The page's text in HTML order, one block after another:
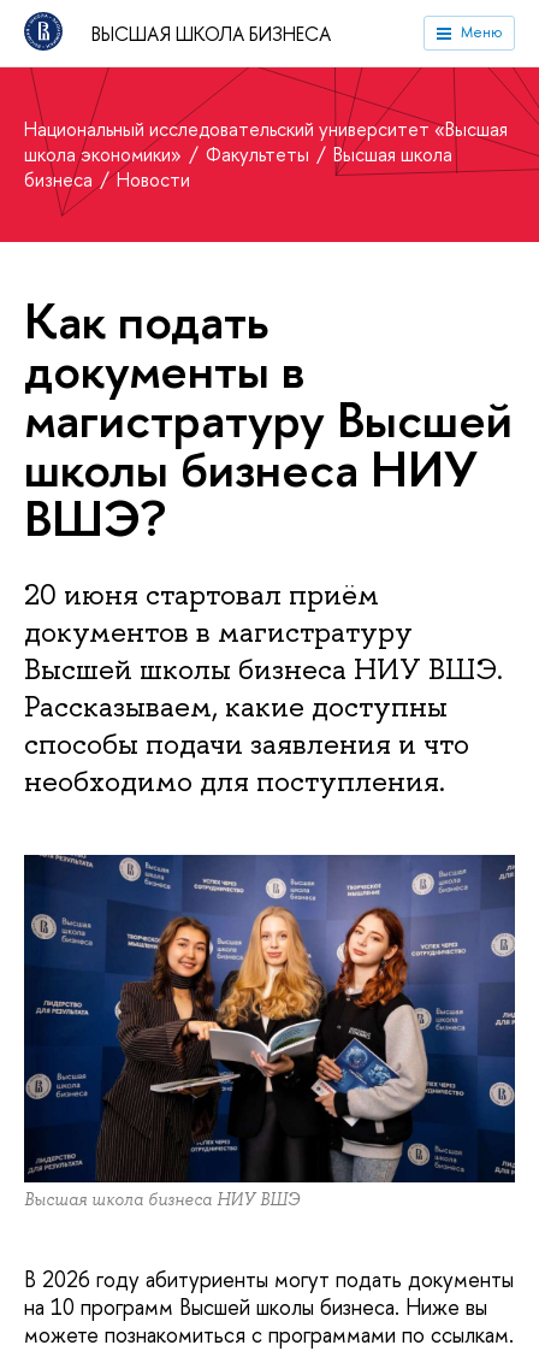
ВЫСШАЯ ШКОЛА БИЗНЕСА Меню
Национальный исследовательский университет «Высшая
школа экономики»
Факультеты
Высшая школа
бизнеса
Новости
Как подать
документы в
магистратуру Высшей
школы бизнеса НИУ
ВШЭ?
20 июня стартовал приём
документов в магистратуру
Высшей школы бизнеса НИУ ВШЭ.
Рассказываем, какие доступны
способы подачи заявления и что
необходимо для поступления.
Высшая школа бизнеса НИУ ВШЭ
В 2026 году абитуриенты могут подать документы
на 10 программ Высшей школы бизнеса. Ниже вы
можете познакомиться с программами по ссылкам.